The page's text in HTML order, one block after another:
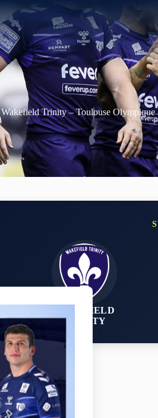
Wakefield Trinity – Toulouse Olympique
WAKEFIELD
TRINITY